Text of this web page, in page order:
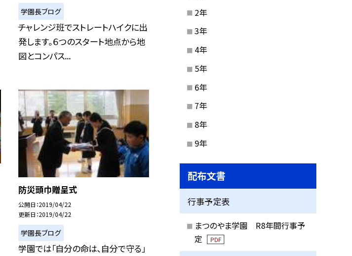
学園長ブログ
チャレンジ班でストレートハイクに出
発します。６つのスタート地点から地
図とコンパス...
防災頭巾贈呈式
公開日 2019/04/22
更新日 2019/04/22
学園長ブログ
学園では「自分の命は、自分で守る」
2年
3年
4年
5年
6年
7年
8年
9年
配布文書
行事予定表
まつのやま学園 R8年間行事予
定
PDF